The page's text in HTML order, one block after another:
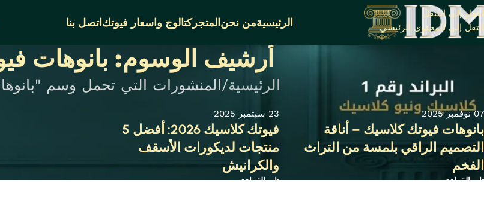
انتقل إلى التنقل
انتقل إلى المحتوى الرئيسي
الرئيسيةمن نحن المتجركتالوج واسعار فيوتك اتصل بنا
أرشيف الوسوم: بانوهات
الرئيسية المنشورات التي تحمل وسم
07 نوفمبر 2025
بانوهات فيوتك كلاسيك – أناقة
التصميم الراقي بلمسة من التراث
الفخم
تابع القراءة
23 سبتمبر 2025
فيوتك كلاسيك 2026: أفضل 5
منتجات لديكورات الأسقف
والكرانيش
تابع القراءة